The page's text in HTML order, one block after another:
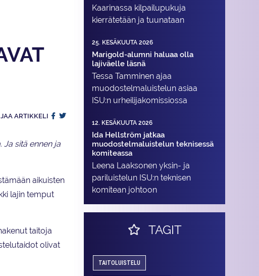
JAA ARTIKKELI
Ja sitä ennen ja
aikuisten
lajin temput
taitoja
olivat
Kaarinassa kilpailupukuja
kierrätetään ja tuunataan
25. KESÄKUUTA 2026
Marigold-alumni haluaa olla
lajiväelle läsnä
Tessa Tamminen ajaa
muodostelma­luistelun asiaa
ISU:n urheilija­komissiossa
12. KESÄKUUTA 2026
Ida Hellström jatkaa
muodostelmaluistelun teknisessä
komiteassa
Leena Laaksonen yksin- ja
pariluistelun ISU:n teknisen
komitean johtoon
TAGIT
TAITOLUISTELU